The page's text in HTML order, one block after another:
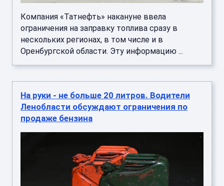
Компания «Татнефть» накануне ввела
ограничения на заправку топлива сразу в
нескольких регионах, в том числе и в
Оренбургской области. Эту информацию ...
На руки - не больше 20 литров. Водители
Ленобласти обсуждают ограничения по
продаже бензина